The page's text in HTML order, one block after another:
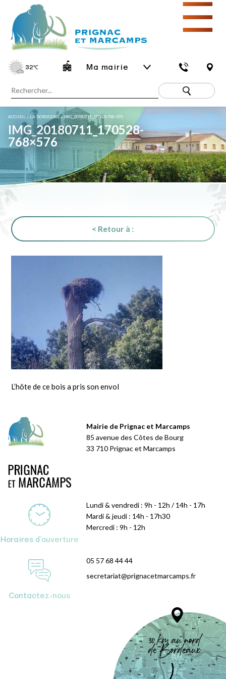
32℃ Ma mairie
☰
ACCUEIL » LA DORDOGNE»IMG_20180711_170528-768×576
IMG_20180711_170528-
768×576
< Retour à :
L’hôte de ce bois a pris son envol
Mairie de Prignac et Marcamps
85 avenue des Côtes de Bourg
33 710 Prignac et Marcamps
Horaires d'ouverture
Lundi & vendredi : 9h - 12h / 14h - 17h
Mardi & jeudi : 14h - 17h30
Mercredi : 9h - 12h
Contactez-nous
05 57 68 44 44
secretariat@prignacetmarcamps.fr